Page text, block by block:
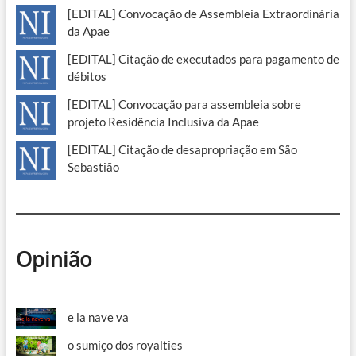
[EDITAL] Convocação de Assembleia Extraordinária
da Apae
[EDITAL] Citação de executados para pagamento de
débitos
[EDITAL] Convocação para assembleia sobre
projeto Residência Inclusiva da Apae
[EDITAL] Citação de desapropriação em São
Sebastião
Opinião
e la nave va
o sumiço dos royalties